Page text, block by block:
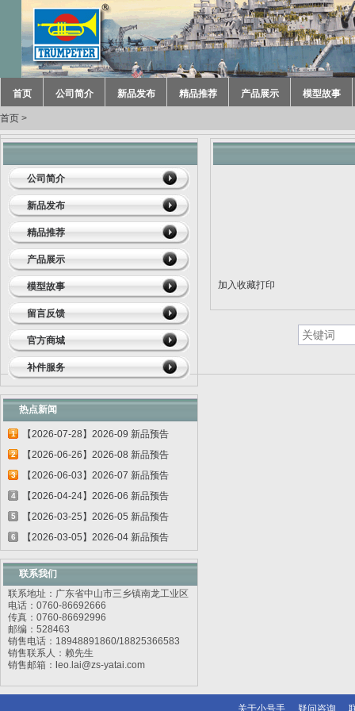
首页 公司简介 新品发布 精品推荐 产品展示 模型故事
首页 >
公司简介
新品发布
精品推荐
产品展示
模型故事
留言反馈
官方商城
补件服务
热点新闻
1 【2026-07-28】2026-09 新品预告
2 【2026-06-26】2026-08 新品预告
3 【2026-06-03】2026-07 新品预告
4 【2026-04-24】2026-06 新品预告
5 【2026-03-25】2026-05 新品预告
6 【2026-03-05】2026-04 新品预告
联系我们
联系地址：广东省中山市三乡镇南龙工业区
电话：0760-86692666
传真：0760-86692996
邮编：528463
销售电话：18948891860/18825366583
销售联系人：赖先生
销售邮箱： eo.lai@zs-yatai.com
加入收藏打印
关于小号手 疑问咨询